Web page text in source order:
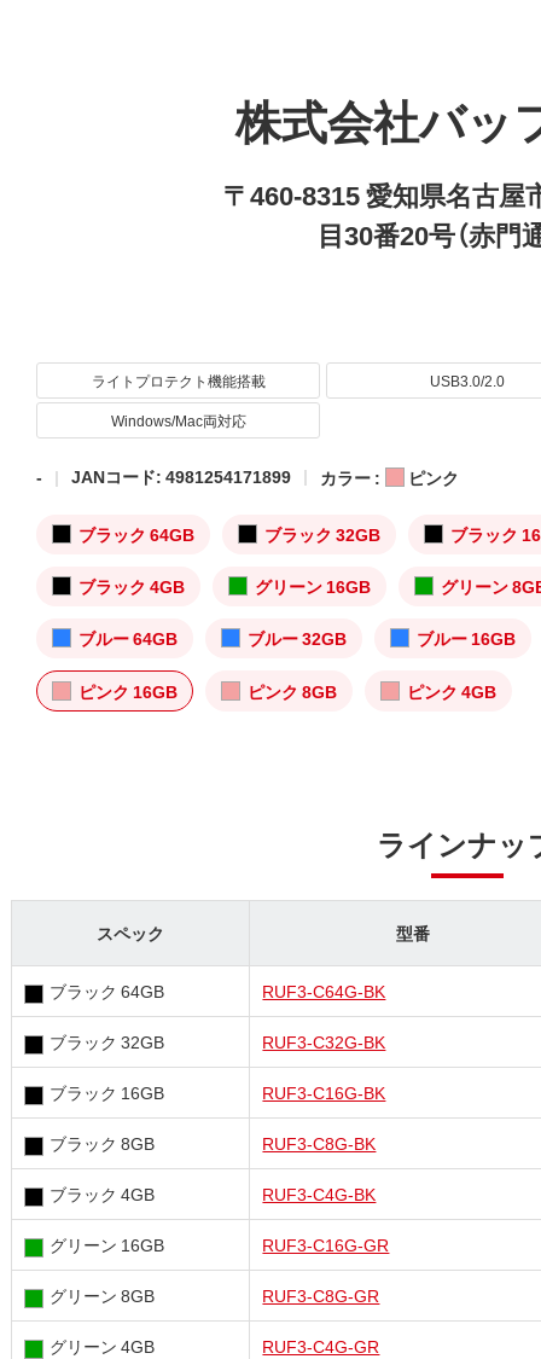
株式会社バッ
〒460-8315 愛知県名古屋
目30番20号（赤門
ライトプロテクト機能搭載
USB3.0/2.0
Windows/Mac両対応
- JANコード: 4981254171899 カラー : ピンク
ブラック 64GB ブラック 32GB ブラック
ブラック 4GB グリーン 16GB グリーン
ブルー 64GB ブルー 32GB ブルー 16GB
ピンク 16GB ピンク 8GB ピンク 4GB
ラインナッ
スペック 型番
ブラック 64GB RUF3-C64G-BK
ブラック 32GB RUF3-C32G-BK
ブラック 16GB RUF3-C16G-BK
ブラック 8GB RUF3-C8G-BK
ブラック 4GB RUF3-C4G-BK
グリーン 16GB RUF3-C16G-GR
グリーン 8GB RUF3-C8G-GR
グリーン 4GB RUF3-C4G-GR